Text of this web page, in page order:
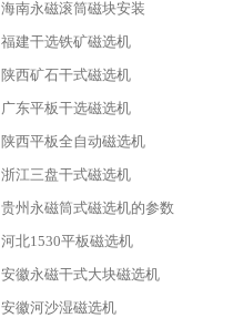
海南永磁滚筒磁块安装
福建干选铁矿磁选机
陕西矿石干式磁选机
广东平板干选磁选机
陕西平板全自动磁选机
浙江三盘干式磁选机
贵州永磁筒式磁选机的参数
河北1530平板磁选机
安徽永磁干式大块磁选机
安徽河沙湿磁选机